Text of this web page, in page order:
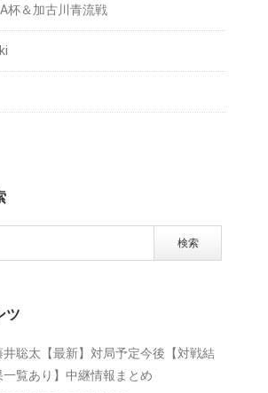
杯＆加古川青流戦
ツ
井聡太【最新】対局予定今後【対戦結
一覧あり】中継情報まとめ